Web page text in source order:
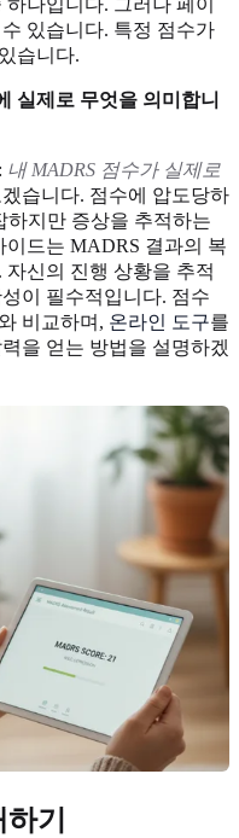
있습니다. 특정 점수가
습니다.
실제로 무엇을 의미합니
내 MADRS 점수가 실제로
습니다. 점수에 압도당하
하지만 증상을 추적하는
드는 MADRS 결과의 복
신의 진행 상황을 추적
이 필수적입니다. 점수
비교하며, 온라인 도구를
을 얻는 방법을 설명하겠
기